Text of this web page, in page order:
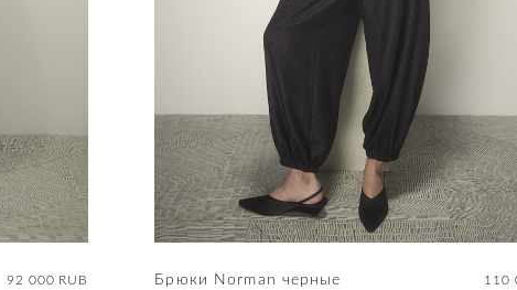
92 000 RUB Брюки Norman черные 110